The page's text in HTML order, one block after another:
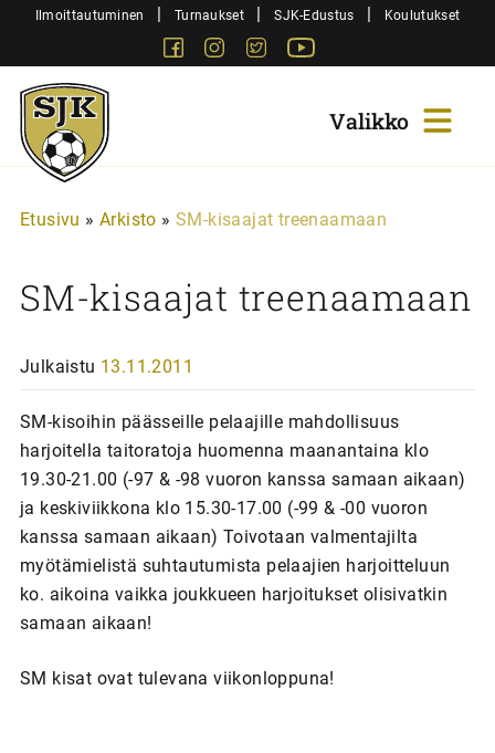
SiirryIlmoittautuminen | Turnaukset | SJK-Edustus | Koulutukset
FacebookInstagram
Twitter
Sjk-
Juniorit
Etusivu » Arkisto » SM-kisaajat treenaamaan
SM-kisaajat treenaamaan
Julkaistu 13.11.2011
SM-kisoihin päässeille pelaajille mahdollisuus
harjoitella taitoratoja huomenna maanantaina klo
19.30-21.00 (-97 & -98 vuoron kanssa samaan aikaan)
ja keskiviikkona klo 15.30-17.00 (-99 & -00 vuoron
kanssa samaan aikaan) Toivotaan valmentajilta
myötämielistä suhtautumista pelaajien harjoitteluun
ko. aikoina vaikka joukkueen harjoitukset olisivatkin
samaan aikaan!
SM kisat ovat tulevana viikonloppuna!